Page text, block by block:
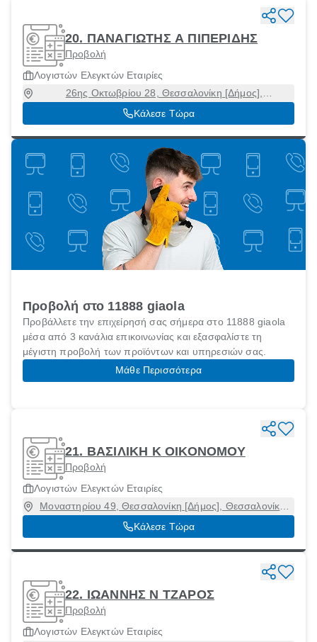
20. ΠΑΝΑΓΙΩΤΗΣ Α ΠΙΠΕΡΙΔΗΣ
Προβολή
Λογιστών Ελεγκτών Εταιρίες
26ης Οκτωβρίου 28, Θεσσαλονίκη [Δήμος],
Θεσσαλονίκη, 54627
Κάλεσε Τώρα
Προβολή στο 11888 giaola
Προβάλλετε την επιχείρησή σας σήμερα στο 11888 giaola
μέσα από 3 κανάλια επικοινωνίας και εξασφαλίστε τη
μέγιστη προβολή των προϊόντων και υπηρεσιών σας.
Μάθε Περισσότερα
21. ΒΑΣΙΛΙΚΗ Κ ΟΙΚΟΝΟΜΟΥ
Προβολή
Λογιστών Ελεγκτών Εταιρίες
Μοναστηρίου 49, Θεσσαλονίκη [Δήμος], Θεσσαλονίκη,
54627
Κάλεσε Τώρα
22. ΙΩΑΝΝΗΣ Ν ΤΖΑΡΟΣ
Προβολή
Λογιστών Ελεγκτών Εταιρίες